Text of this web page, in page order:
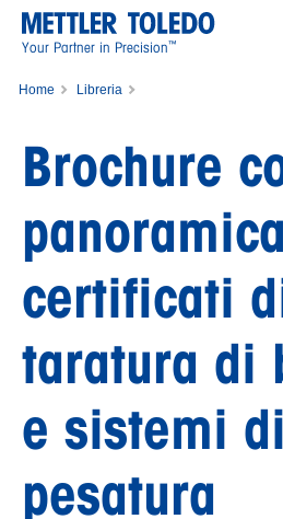
Your Partner in Precision™
Home
Libreria
pesatura
Brochure
certificati
taratura di
e sistemi di
pesatura